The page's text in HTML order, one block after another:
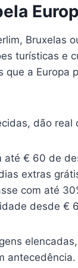
Bruxelas
turísticas e
que a Europa
dão
até € 60 de
extras
com até
desde €
antecedência.